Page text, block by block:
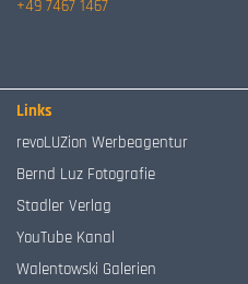
+49 7467 1467
Links
revoLUZion Werbeagentur
Bernd Luz Fotografie
Stadler Verlag
YouTube Kanal
Walentowski Galerien